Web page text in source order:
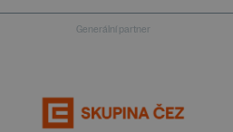
Generální partner